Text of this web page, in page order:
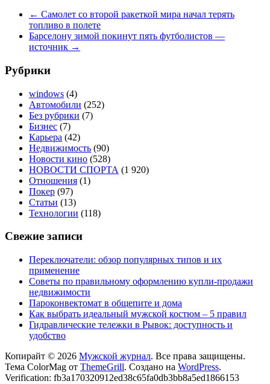
← Самолет со второй ракеткой мира начал терять
топливо в полете
Барселону зимой покинут пять футболистов —
источник →
Рубрики
windows (4)
Автомобили (252)
Без рубрики (7)
Бизнес (7)
Карьера (42)
Недвижимость (90)
Новости кино (528)
НОВОСТИ СПОРТА (1 920)
Отношения (1)
Покер (97)
Статьи (13)
Технологии (118)
Свежие записи
Переключатели: обзор популярных типов и их
применение
Советы по правильному оформлению купли-продажи
недвижимости
Пароконвектомат в общепите и дома
Как выбрать идеальный мужской костюм – 5 правил
Гидравлические тележки в Рывок: доступность и
удобство
Копирайт © 2026 Мужской журнал. Все права защищены.
Тема ColorMag от ThemeGrill. Создано на WordPress.
Verification: fb3a170320912ed38c65fa0db3bb8a5ed1866153